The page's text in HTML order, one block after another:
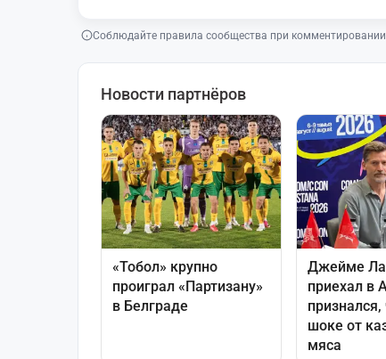
Соблюдайте правила сообщества при комментировании